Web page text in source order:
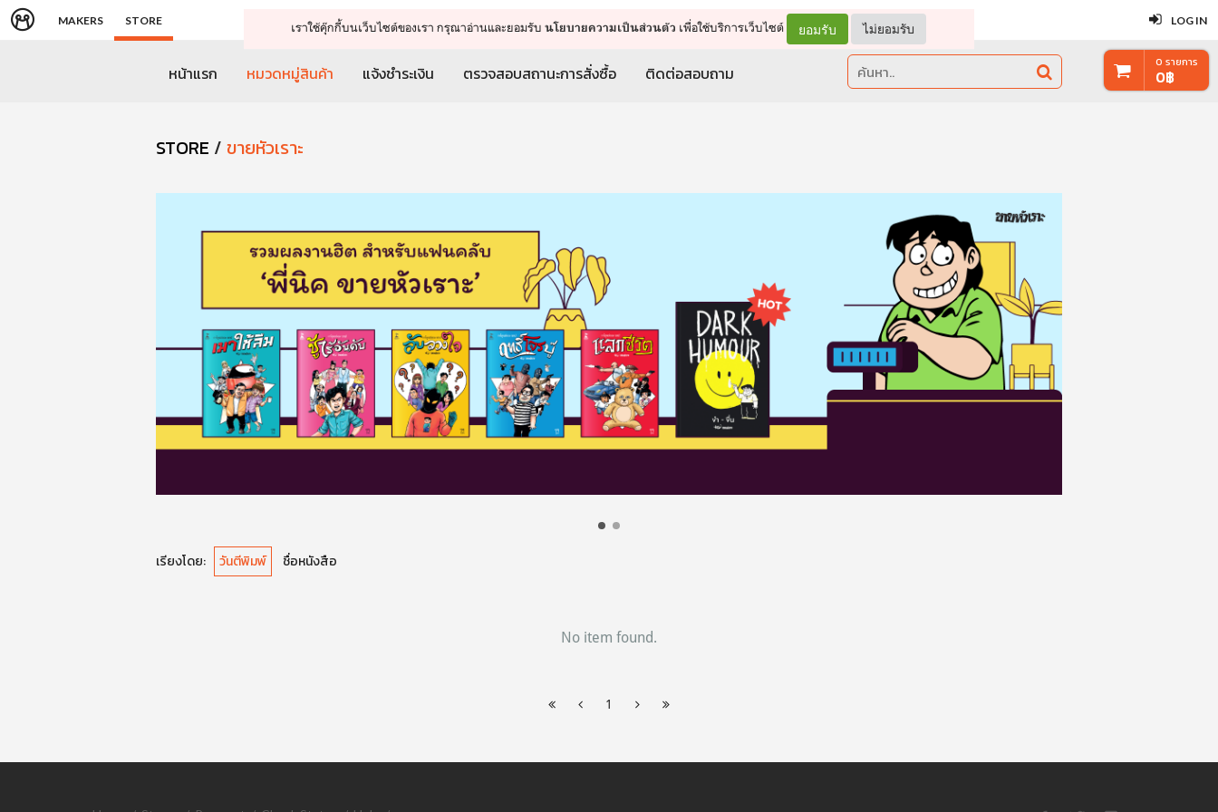
ปิด
จัดการรถเข็น ดำเนินการต่อ
MAKERS STORE LOG IN
เราใช้คุ๊กกี้บนเว็บไซต์ของเรา กรุณาอ่านและยอมรับนโยบายความเป็นส่วนตัว เพื่อใช้บริการเว็บไซต์ ยอมรับ ไม่ยอมรับ
หน้าแรก หมวดหมู่สินค้า แจ้งชำระเงิน ตรวจสอบสถานะการสั่งซื้อ ติดต่อสอบถาม
0 รายการ
0฿
STORE / ขายหัวเราะ
เรียงโดย: วันตีพิมพ์ ชื่อหนังสือ
No item found.
1